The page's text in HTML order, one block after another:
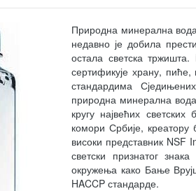
Природна минерална
недавно је добила
остала светска тржишта.
сертификује храну,
стандардима
природна минерална
кругу највећих
комори Србије,
високи представник NSF
светски признатог
окружења како Бање
HACCP стандарде.